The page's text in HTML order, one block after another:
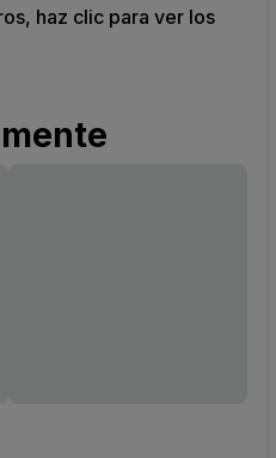
haz clic para ver los